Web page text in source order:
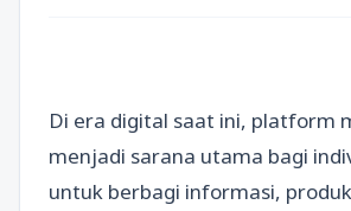
Di era digital saat ini, platform
menjadi sarana utama bagi
untuk berbagi informasi,